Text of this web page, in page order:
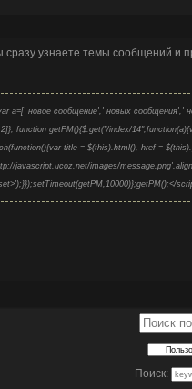
узнаете темы сообщений и
a=[' новое сообщение',' новых сообщения','
function getPM(){$.get("/index/
title = $(this).html(), href =
javascript.ucoz.net/images/
Поиск: